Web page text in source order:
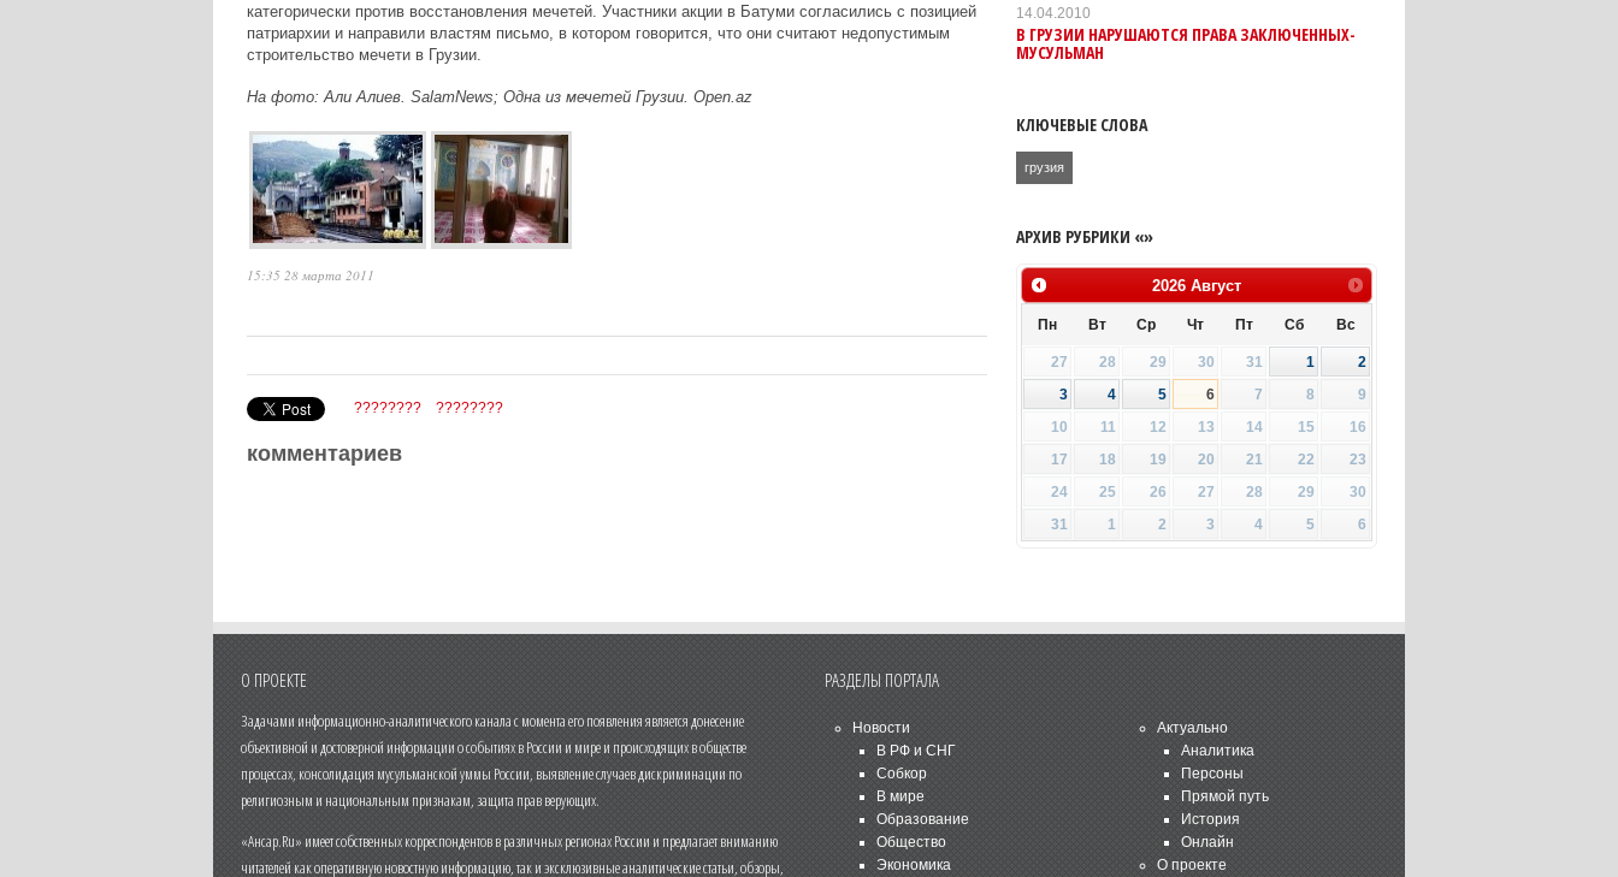
категорически против восстановления мечетей. Участники акции в Батуми согласились с позицией
патриархии и направили властям письмо, в котором говорится, что они считают недопустимым
строительство мечети в Грузии.
На фото: Али Алиев. SalamNews; Одна из мечетей Грузии. Open.az
15:35 28 марта 2011
???????? ????????
комментариев
14.04.2010
В ГРУЗИИ НАРУШАЮТСЯ ПРАВА ЗАКЛЮЧЕННЫХ-
МУСУЛЬМАН
КЛЮЧЕВЫЕ СЛОВА
грузия
АРХИВ РУБРИКИ «»
2026 Август
Пн Вт Ср Чт Пт Сб Вс
27 28 29 30 31 1
2
3
4 5 6 7 8
9
10
11 12 13 14 15
16
17
18 19 20 21 22
23
24
25 26 27 28 29
30
31
1 2 3 4 5 6
О ПРОЕКТЕ
Задачами информационно-аналитического канала с момента его появления является донесение
объективной и достоверной информации о событиях в России и мире и происходящих в обществе
процессах, консолидация мусульманской уммы России, выявление случаев дискриминации по
религиозным и национальным признакам, защита прав верующих.
«Ансар.Ru» имеет собственных корреспондентов в различных регионах России и предлагает вниманию
читателей как оперативную новостную информацию, так и эксклюзивные аналитические статьи, обзоры,
РАЗДЕЛЫ ПОРТАЛА
Новости
В РФ и СНГ
Собкор
В мире
Образование
Общество
Экономика
Актуально
Аналитика
Персоны
Прямой путь
История
Онлайн
О проекте